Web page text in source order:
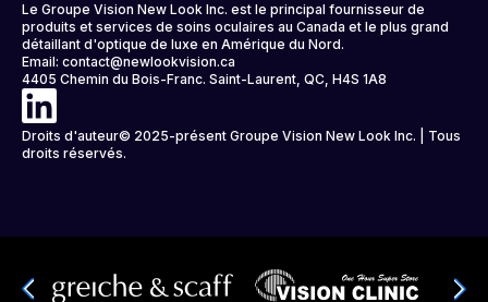
Le Groupe Vision New Look Inc. est le principal fournisseur de
produits et services de soins oculaires au Canada et le plus grand
détaillant d'optique de luxe en Amérique du Nord.
Email: contact@newlookvision.ca
4405 Chemin du Bois-Franc. Saint-Laurent, QC, H4S 1A8
Droits d'auteur© 2025-présent Groupe Vision New Look Inc. | Tous
droits réservés.